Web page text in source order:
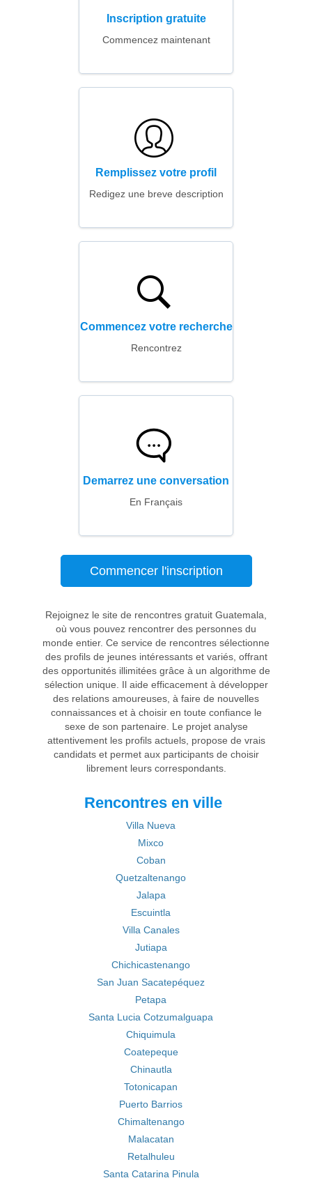
Inscription gratuite
Commencez maintenant
Remplissez votre profil
Redigez une breve description
Commencez votre recherche
Rencontrez
Demarrez une conversation
En Français
Commencer l'inscription
Rejoignez le site de rencontres gratuit Guatemala,
où vous pouvez rencontrer des personnes du
monde entier. Ce service de rencontres sélectionne
des profils de jeunes intéressants et variés, offrant
des opportunités illimitées grâce à un algorithme de
sélection unique. Il aide efficacement à développer
des relations amoureuses, à faire de nouvelles
connaissances et à choisir en toute confiance le
sexe de son partenaire. Le projet analyse
attentivement les profils actuels, propose de vrais
candidats et permet aux participants de choisir
librement leurs correspondants.
Rencontres en ville
Villa Nueva
Mixco
Coban
Quetzaltenango
Jalapa
Escuintla
Villa Canales
Jutiapa
Chichicastenango
San Juan Sacatepéquez
Petapa
Santa Lucia Cotzumalguapa
Chiquimula
Coatepeque
Chinautla
Totonicapan
Puerto Barrios
Chimaltenango
Malacatan
Retalhuleu
Santa Catarina Pinula